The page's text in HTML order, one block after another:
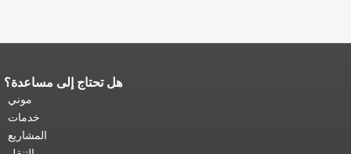
هل تحتاج إلى مساعدة؟
موني
خدمات
المشاريع